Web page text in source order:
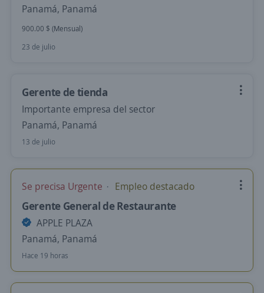
Panamá, Panamá
900.00 $ (Mensual)
23 de julio
Gerente de tienda
Importante empresa del sector
Panamá, Panamá
13 de julio
Se precisa Urgente Empleo destacado
Gerente General de Restaurante
APPLE PLAZA
Panamá, Panamá
Hace 19 horas